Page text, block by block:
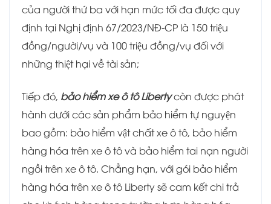
của người thứ ba với hạn mức tối đa được quy
định tại Nghị định 67/2023/NĐ-CP là 150 triệu
đồng/người/vụ và 100 triệu đồng/vụ đối với
những thiệt hại về tài sản;
Tiếp đó, bảo hiểm xe ô tô Libertycòn được phát
hành dưới các sản phẩm bảo hiểm tự nguyện
bao gồm: bảo hiểm vật chất xe ô tô, bảo hiểm
hàng hóa trên xe ô tô và bảo hiểm tai nạn người
ngồi trên xe ô tô. Chẳng hạn, với gói bảo hiểm
hàng hóa trên xe ô tô Liberty sẽ cam kết chi trả